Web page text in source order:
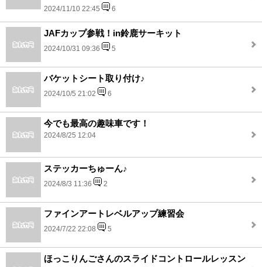
2024/11/10 22:45 6
JAFカップ参戦！in鈴鹿サーキット
2024/10/31 09:36 5
バケットシート取り付け♪
2024/10/5 21:02 6
今でも最高の趣味車です！
2024/8/25 12:04
ステッカーちゅーん♪
2024/8/3 11:36 2
ファインアートレベルアップ練習会
2024/7/22 22:08 5
ほっこりんごさんのスライドコントロールレッスン